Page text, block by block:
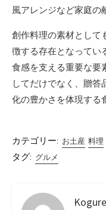
風アレンジなど家庭の
創作料理の素材として
徴する存在となってい
食感を支える重要な要
してだけでなく、贈
化の豊かさを体現する
カテゴリー: お土産 料理
タグ: グルメ
Kogure